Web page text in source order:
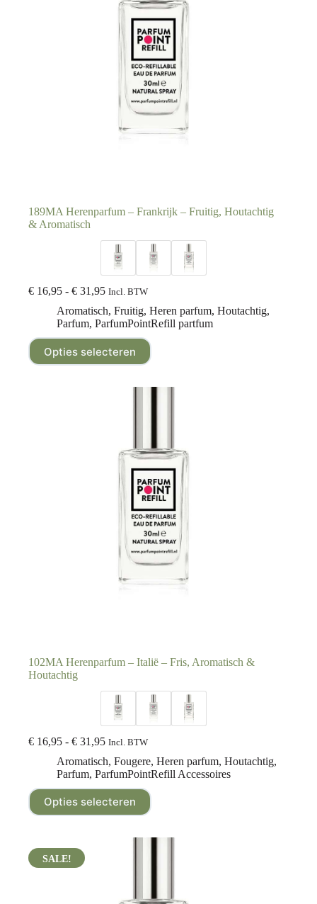
189MA Herenparfum – Frankrijk – Fruitig, Houtachtig
& Aromatisch
€ 16,95 - € 31,95 Incl. BTW
Aromatisch, Fruitig, Heren parfum, Houtachtig,
Parfum, ParfumPointRefill partfum
Opties selecteren
102MA Herenparfum – Italië – Fris, Aromatisch &
Houtachtig
€ 16,95 - € 31,95 Incl. BTW
Aromatisch, Fougere, Heren parfum, Houtachtig,
Parfum, ParfumPointRefill Accessoires
Opties selecteren